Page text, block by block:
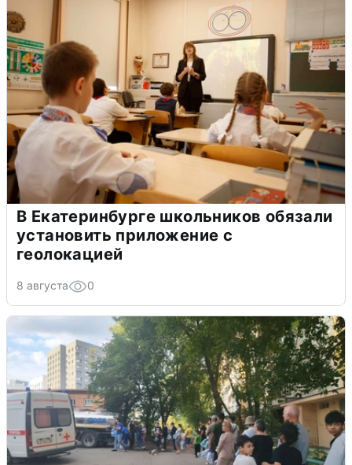
В Екатеринбурге школьников обязали
установить приложение с
геолокацией
8 августа 0